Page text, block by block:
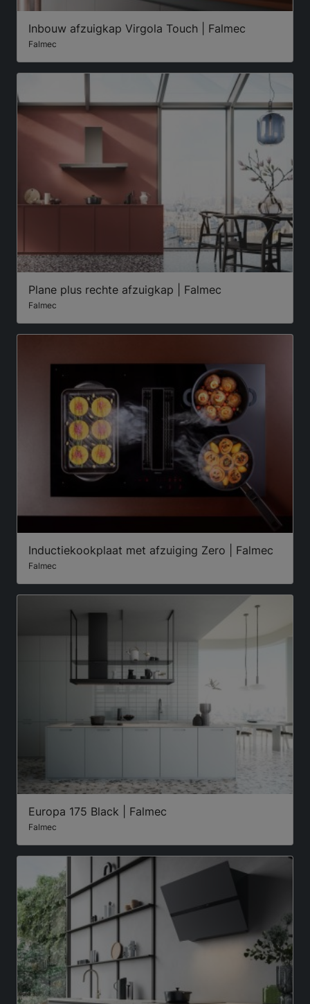
Inbouw afzuigkap Virgola Touch | Falmec
Falmec
Plane plus rechte afzuigkap | Falmec
Falmec
Inductiekookplaat met afzuiging Zero | Falmec
Falmec
Europa 175 Black | Falmec
Falmec